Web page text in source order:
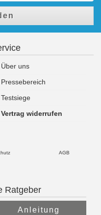
Über uns
Pressebereich
Testsiege
Vertrag widerrufen
AGB
Ratgeber
Anleitung